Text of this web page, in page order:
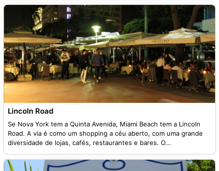
Lincoln Road
Se Nova York tem a Quinta Avenida, Miami Beach tem a Lincoln
Road. A via é como um shopping a céu aberto, com uma grande
diversidade de lojas, cafés, restaurantes e bares. O...